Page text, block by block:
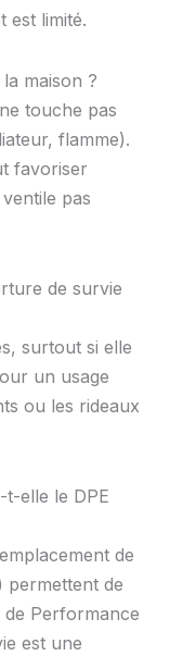
est limité.
maison ?
touche pas
flamme).
favoriser
pas
de survie
surtout si elle
un usage
ou les rideaux
elle le DPE
de
permettent de
de Performance
est une